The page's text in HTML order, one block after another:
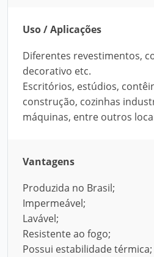
Uso / Aplicações
Diferentes revestimentos,
decorativo etc.
Escritórios, estúdios,
construção, cozinhas
máquinas, entre outros
Vantagens
Produzida no Brasil;
Impermeável;
Lavável;
Resistente ao fogo;
Possui estabilidade térmica;